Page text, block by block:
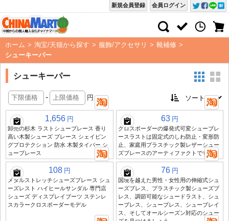
会員ログイン
新規会員登録
ホーム > 淘宝/天猫から探す > 服飾/アクセサリ > 靴補修 >
シューキーパー
シューキーパー
- 円
1,656 円
卸売の杉木 ラストシューブレース 香り
高い木製シューズ ブレース シェイピン
グプロテクション 防水 木製タイパー シ
ューブレース
63 円
クロスボーダーの爆発式可変シューブレ
ースラストは固定式のしわ防止・変形防
止、家庭用プラスチック製レザーシュー
ズブレースのアーティファクトです
108 円
メタルストレッチシューズブレース シュ
ーズレスト ハイヒールサンダル 専門店
シューズ ディスプレイブーツ ステンレ
スカラークロスボーダーモデル
76 円
国境を越えた男性・女性用の伸縮式シュ
ーズブレス、プラスチック製シューズブ
レス、調節可能なシュードラスト、シュ
ーブレス、シューブレス、シューブレイ
ス、そしてオールシーズン対応のシュー